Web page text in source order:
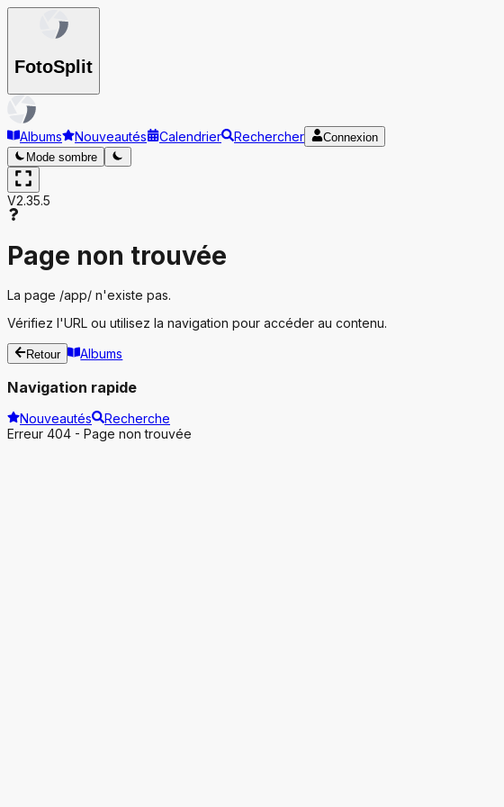
FotoSplit
Albums Nouveautés Calendrier Rechercher
Connexion
Mode sombre
V2.35.5
Page non trouvée
La page /app/ n'existe pas.
Vérifiez l'URL ou utilisez la navigation pour accéder au contenu.
Retour Albums
Navigation rapide
Nouveautés
Recherche
Erreur 404 - Page non trouvée